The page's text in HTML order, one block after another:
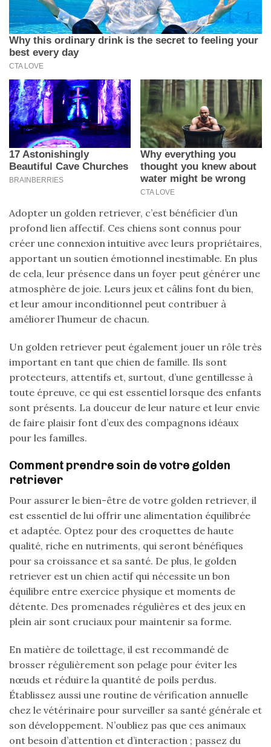
Adopter un golden retriever, c’est bénéficier d’un
profond lien affectif. Ces chiens sont connus pour
créer une connexion intuitive avec leurs propriétaires,
apportant un soutien émotionnel inestimable. En plus
de cela, leur présence dans un foyer peut générer une
atmosphère de joie. Leurs jeux et câlins font du bien,
et leur amour inconditionnel peut contribuer à
améliorer l’humeur de chacun.
Un golden retriever peut également jouer un rôle très
important en tant que chien de famille. Ils sont
protecteurs, attentifs et, surtout, d’une gentillesse à
toute épreuve, ce qui est essentiel lorsque des enfants
sont présents. La douceur de leur nature et leur envie
de faire plaisir font d’eux des compagnons idéaux
pour les familles.
Comment prendre soin de votre golden
retriever
Pour assurer le bien-être de votre golden retriever, il
est essentiel de lui offrir une alimentation équilibrée
et adaptée. Optez pour des croquettes de haute
qualité, riche en nutriments, qui seront bénéfiques
pour sa croissance et sa santé. De plus, le golden
retriever est un chien actif qui nécessite un bon
équilibre entre exercice physique et moments de
détente. Des promenades régulières et des jeux en
plein air sont cruciaux pour maintenir sa forme.
En matière de toilettage, il est recommandé de
brosser régulièrement son pelage pour éviter les
nœuds et réduire la quantité de poils perdus.
Établissez aussi une routine de vérification annuelle
chez le vétérinaire pour surveiller sa santé générale et
son développement. N’oubliez pas que ces animaux
ont besoin d’attention et d’interaction ; passez du